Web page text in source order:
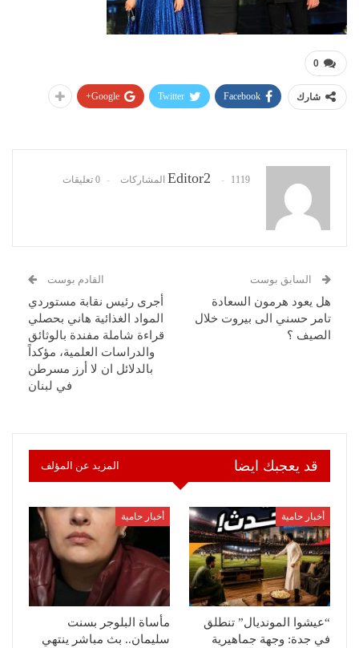
0
شارك Facebook
Twitter
Google+
Editor2 1119 المشاركات 0 تعليقات
السابق بوست
هل يعود هرمون السعادة
تامر حسني الى بيروت خلال
الصيف ؟
القادم بوست
أجرى رئيس نقابة مستوردي
المواد الغذائية هاني بحصلي
قراءة شاملة مفندة بالوثائق
والدراسات العلمية، مؤكداً
بالدلائل ان لا أرز مسرطن
في لبنان
قد يعجبك ايضا المزيد عن المؤلف
أخبار حامية
“عيشوا المونديال” تنطلق
في جدة: وجهة جماهيرية
أخبار حامية
مأساة البلوجر بسنت
سليمان.. بث مباشر ينتهي